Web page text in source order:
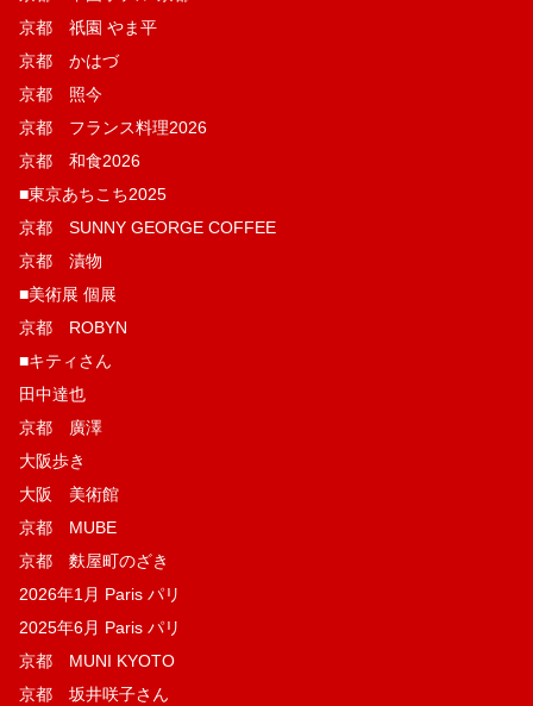
京都 祇園 やま平
京都 かはづ
京都 照今
京都 フランス料理2026
京都 和食2026
■東京あちこち2025
京都 SUNNY GEORGE COFFEE
京都 漬物
■美術展 個展
京都 ROBYN
■キティさん
田中達也
京都 廣澤
大阪歩き
大阪 美術館
京都 MUBE
京都 麩屋町のざき
2026年1月 Paris パリ
2025年6月 Paris パリ
京都 MUNI KYOTO
京都 坂井咲子さん